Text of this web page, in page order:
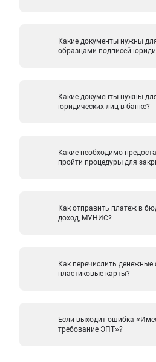
Какие документы нужны
образцами подписей
Какие документы нужны
юридических лиц в банке?
Какие необходимо
пройти процедуры для
Как отправить платеж в
доход, МУНИС?
Как перечислить денежные средства на
пластиковые карты?
Если выходит ошибка
требование ЭПТ»?